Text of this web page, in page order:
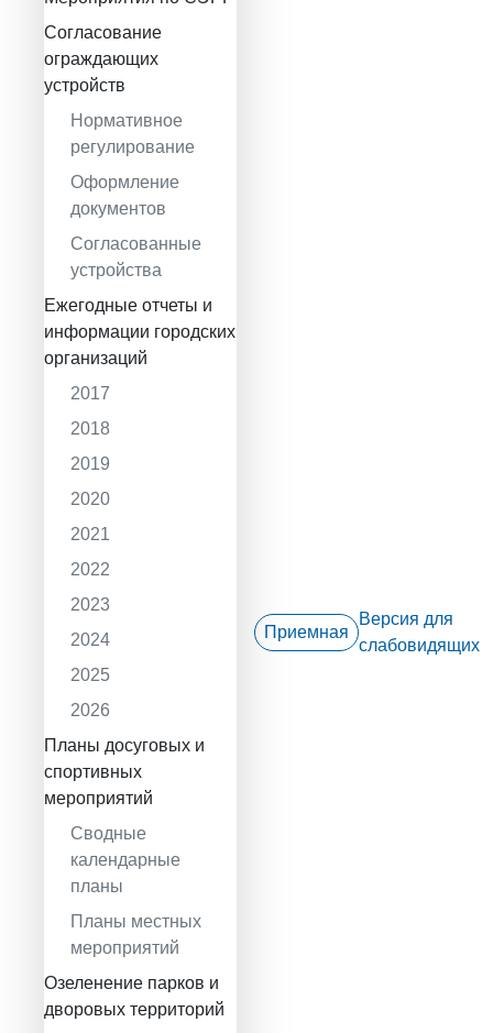
Согласование
ограждающих
устройств
Нормативное
регулирование
Оформление
документов
Согласованные
устройства
Ежегодные отчеты и
информации городских
организаций
2017
2018
2019
2020
2021
2022
2023
2024
2025
2026
Планы досуговых и
спортивных
мероприятий
Сводные
календарные
планы
Планы местных
мероприятий
Озеленение парков и
дворовых территорий
Приемная
Версия для
слабовидящих